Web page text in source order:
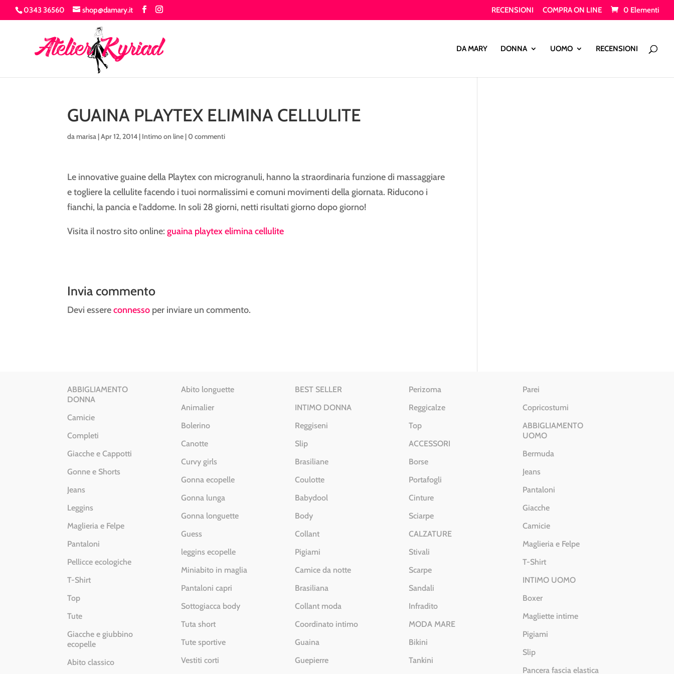
0343 36560 shop@damary.it RECENSIONI COMPRA ON LINE 0 Elementi
DA MARY DONNA UOMO RECENSIONI
Products
GUAINA PLAYTEX ELIMINA CELLULITE
damarisa |Apr 12, 2014 | Intimo on line |0 commenti
Le innovative guaine della Playtex con microgranuli, hanno la straordinaria funzione di massaggiare
e togliere la cellulite facendo i tuoi normalissimi e comuni movimenti della giornata. Riducono i
fianchi, la pancia e l’addome. In soli 28 giorni, netti risultati giorno dopo giorno!
Visita il nostro sito online:guaina playtex elimina cellulite
Invia commento
Devi essereconnesso per inviare un commento.
ABBIGLIAMENTO
DONNA
Camicie
Completi
Giacche e Cappotti
Gonne e Shorts
Jeans
Leggins
Maglieria e Felpe
Pantaloni
Pellicce ecologiche
T-Shirt
Top
Tute
Giacche e giubbino
ecopelle
Abito classico
Abito longuette
Animalier
Bolerino
Canotte
Curvy girls
Gonna ecopelle
Gonna lunga
Gonna longuette
Guess
leggins ecopelle
Miniabito in maglia
Pantaloni capri
Sottogiacca body
Tuta short
Tute sportive
Vestiti corti
BEST SELLER
INTIMO DONNA
Reggiseni
Slip
Brasiliane
Coulotte
Babydool
Body
Collant
Pigiami
Camice da notte
Brasiliana
Collant moda
Coordinato intimo
Guaina
Guepierre
Perizoma
Reggicalze
Top
ACCESSORI
Borse
Portafogli
Cinture
Sciarpe
CALZATURE
Stivali
Scarpe
Sandali
Infradito
MODA MARE
Bikini
Tankini
Parei
Copricostumi
ABBIGLIAMENTO
UOMO
Bermuda
Jeans
Pantaloni
Giacche
Camicie
Maglieria e Felpe
T-Shirt
INTIMO UOMO
Boxer
Magliette intime
Pigiami
Slip
Pancera fascia elastica